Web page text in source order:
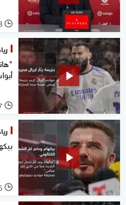
l
18
l
7
l
5